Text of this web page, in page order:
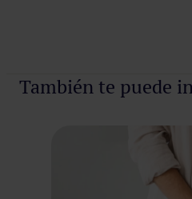
También te puede